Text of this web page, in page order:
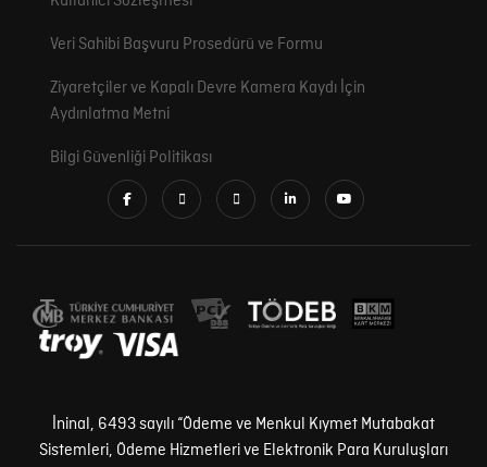
Veri Sahibi Başvuru Prosedürü ve Formu
Ziyaretçiler ve Kapalı Devre Kamera Kaydı İçin
Aydınlatma Metni
Bilgi Güvenliği Politikası
İninal, 6493 sayılı “Ödeme ve Menkul Kıymet Mutabakat
Sistemleri, Ödeme Hizmetleri ve Elektronik Para Kuruluşları